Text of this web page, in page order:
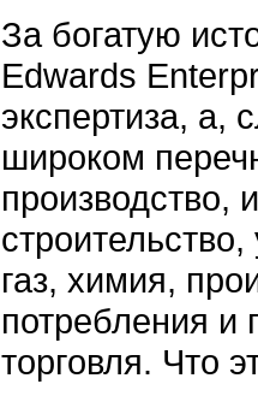
За богатую
Edwards
экспертиза, а,
широком
производство,
газ, химия,
потребления и
торговля. Что